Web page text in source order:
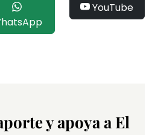
YouTube
y apoya a El